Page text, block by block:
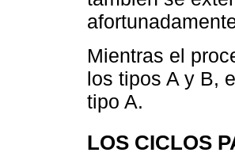
Mientras el
los tipos A y B,
tipo A.
LOS CICLOS